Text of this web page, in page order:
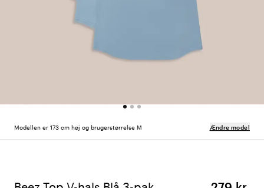
Modellen er 173 cm høj og brugerstørrelse M Ændre model